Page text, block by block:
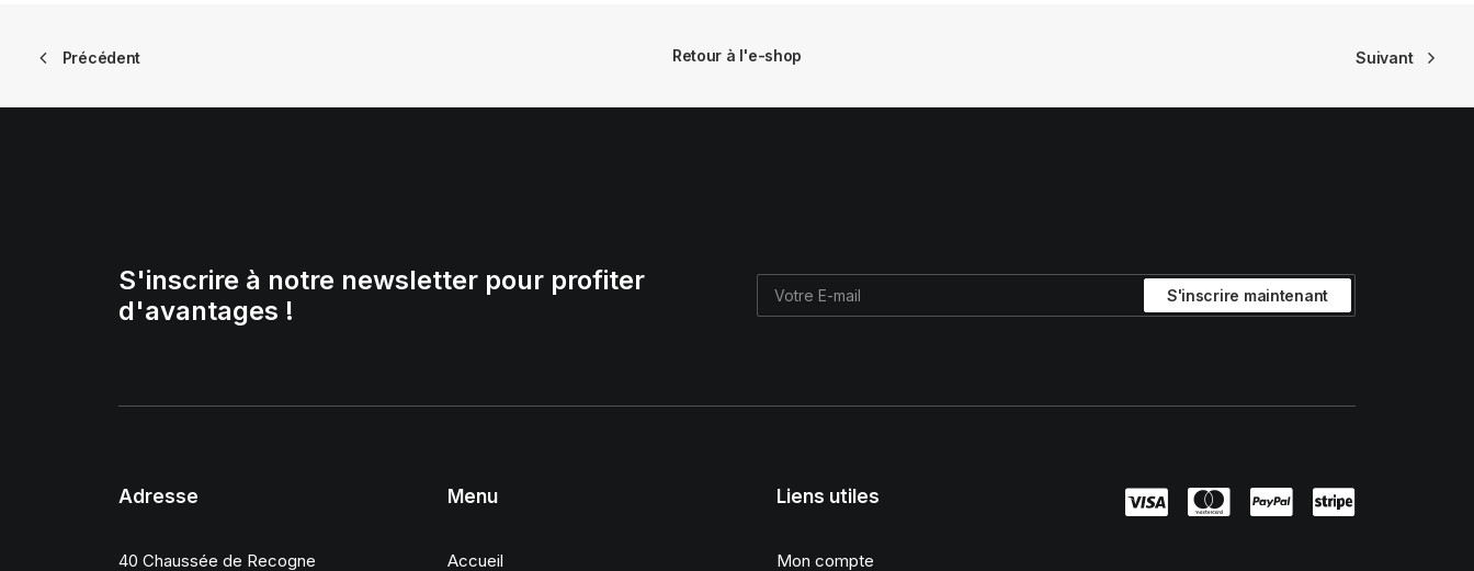
Précédent Retour à l'e-shop Suivant
S'inscrire à notre newsletter pour profiter
d'avantages !
Adresse
40 Chaussée de Recogne
Menu
Accueil
Liens utiles
Mon compte